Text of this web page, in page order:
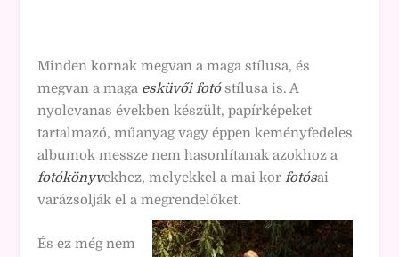
Minden kornak megvan a maga stílusa, és
megvan a maga esküvői fotóstílusa is. A
nyolcvanas években készült, papírképeket
tartalmazó, műanyag vagy éppen keményfedeles
albumok messze nem hasonlítanak azokhoz a
fotókönyvekhez, melyekkel a mai korfotósai
varázsolják el a megrendelőket.
És ez még nem